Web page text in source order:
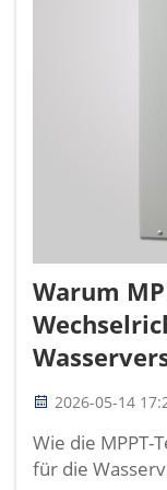
Warum
2026-05-14
Wie die MPPT-
für die